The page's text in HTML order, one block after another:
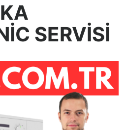
SERVİSİ